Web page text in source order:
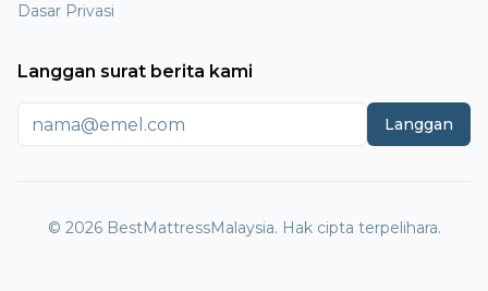
Dasar Privasi
Langgan surat berita kami
Langgan
© 2026 BestMattressMalaysia. Hak cipta terpelihara.